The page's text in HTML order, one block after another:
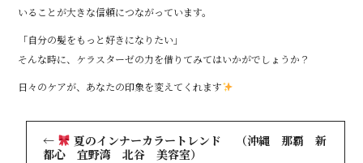
いることが大きな信頼につながっています。
「自分の髪をもっと好きになりたい」
そんな時に、ケラスターゼの力を借りてみてはいかがでしょうか？
日々のケアが、あなたの印象を変えてくれます
←
夏のインナーカラートレンド （沖縄 那覇 新
都心 宜野湾 北谷 美容室）